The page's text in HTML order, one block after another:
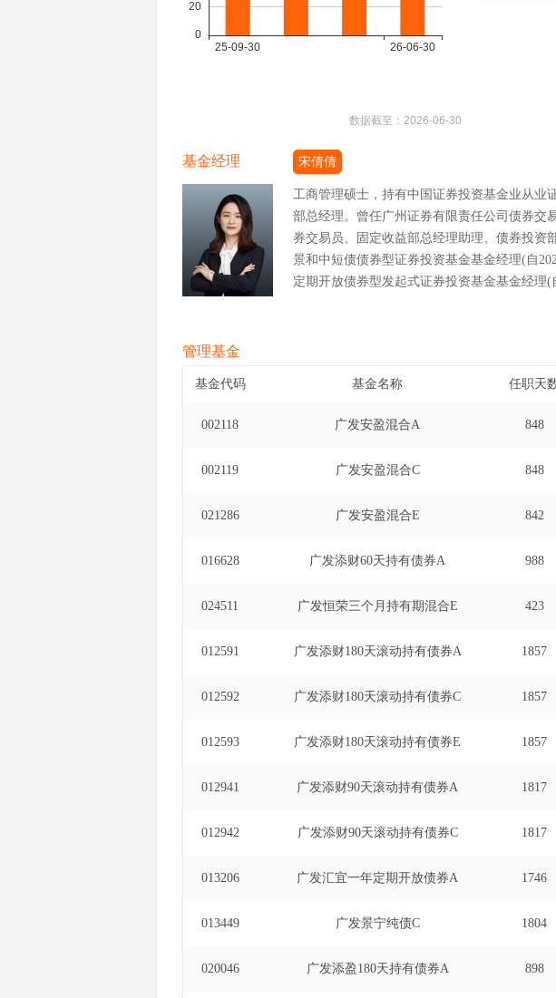
数据截至： 2026-06-30
基金经理 宋倩倩
工商管理硕士，持有中国证券投资基金业从业
部总经理。曾任广州证券有限责任公司债券交
券交易员、固定收益部总经理助理、债券投资
景和中短债债券型证券投资基金基金经理(自
定期开放债券型发起式证券投资基金基金经理(
财30天持有期债券型证券投资基金基金经理(
管理基金
基金代码 基金名称 任职天
002118 广发安盈混合A 848
002119 广发安盈混合C 848
021286 广发安盈混合E 842
016628 广发添财60天持有债券A 988
024511 广发恒荣三个月持有期混合E 423
012591 广发添财180天滚动持有债券A 1857
012592 广发添财180天滚动持有债券C 1857
012593 广发添财180天滚动持有债券E 1857
012941 广发添财90天滚动持有债券A 1817
012942 广发添财90天滚动持有债券C 1817
013206 广发汇宜一年定期开放债券A 1746
013449 广发景宁纯债C 1804
020046 广发添盈180天持有债券A 898